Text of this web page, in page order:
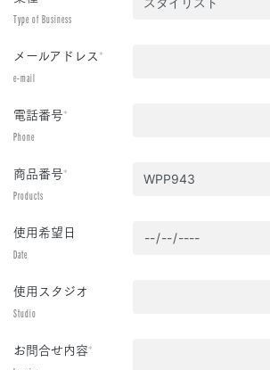
Type of Business
メールアドレス*
e-mail
電話番号*
Phone
商品番号*
Products
使用希望日
Date
使用スタジオ
Studio
お問合せ内容*